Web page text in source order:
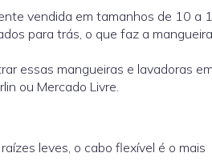
vendida em tamanhos de 10 a
para trás, o que faz a mangueira
essas mangueiras e lavadoras
ou Mercado Livre.
leves, o cabo flexível é o mais